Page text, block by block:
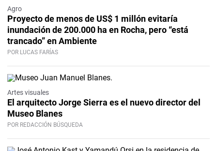
Agro
Proyecto de menos de US$ 1 millón evitaría
inundación de 200.000 ha en Rocha, pero “está
trancado” en Ambiente
POR LUCAS FARÍAS
Artes visuales
El arquitecto Jorge Sierra es el nuevo director del
Museo Blanes
POR REDACCIÓN BÚSQUEDA